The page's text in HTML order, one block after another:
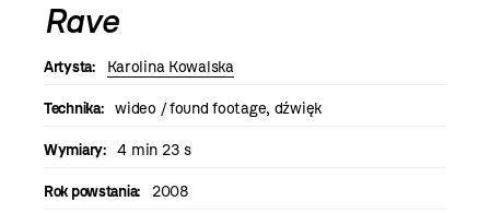
Rave
Artysta: Karolina Kowalska
Technika: wideo / found footage, dźwięk
Wymiary: 4 min 23 s
Rok powstania:
2008